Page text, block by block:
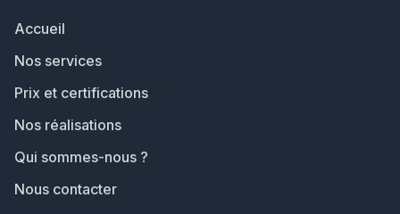
Accueil
Nos services
Prix et certifications
Nos réalisations
Qui sommes-nous ?
Nous contacter